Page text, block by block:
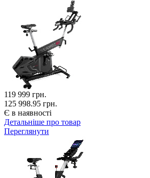
119 999 грн.
125 998.95 грн.
Є в наявності
Детальніше про товар
Переглянути